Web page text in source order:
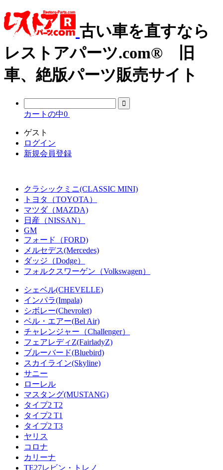
古い車を直すなら
レストアパーツ.com® 旧
車、絶版パーツ販売サイト
カートの中0
ゲスト
ログイン
新規会員登録
クラシックミニ(CLASSIC MINI)
トヨタ（TOYOTA）
マツダ（MAZDA)
日産（NISSAN）
GM
フォード（FORD)
メルセデス(Mercedes)
ダッジ（Dodge）
フォルクスワーゲン（Volkswagen）
シェベル(CHEVELLE)
インパラ(Impala)
シボレー(Chevrolet)
ベル・エアー(Bel Air)
チャレンジャー（Challenger）
フェアレディZ(FairladyZ)
ブルーバード(Bluebird)
スカイライン(Skyline)
サニー
ローレル
マスタング(MUSTANG)
タイプ2 T2
タイプ2 T1
タイプ2 T3
ヤリス
コロナ
カリーナ
TE27レビン・トレノ